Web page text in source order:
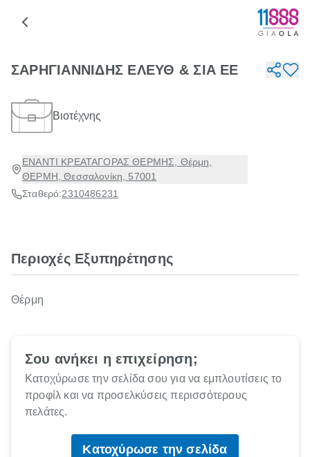
ΣΑΡΗΓΙΑΝΝΙΔΗΣ ΕΛΕΥΘ & ΣΙΑ ΕΕ
Βιοτέχνης
ΕΝΑΝΤΙ ΚΡΕΑΤΑΓΟΡΑΣ ΘΕΡΜΗΣ, Θέρμη,
ΘΕΡΜΗ, Θεσσαλονίκη, 57001
Σταθερό:2310486231
Περιοχές Εξυπηρέτησης
Θέρμη
Σου ανήκει η επιχείρηση;
Κατοχύρωσε την σελίδα σου για να εμπλουτίσεις το
προφίλ και να προσελκύσεις περισσότερους
πελάτες.
Κατοχύρωσε την σελίδα